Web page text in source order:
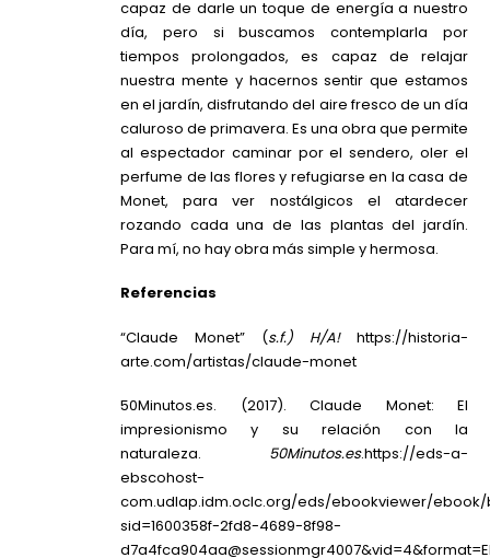
capaz de darle un toque de energía a nuestro
día, pero si buscamos contemplarla por
tiempos prolongados, es capaz de relajar
nuestra mente y hacernos sentir que estamos
en el jardín, disfrutando del aire fresco de un día
caluroso de primavera. Es una obra que permite
al espectador caminar por el sendero, oler el
perfume de las flores y refugiarse en la casa de
Monet, para ver nostálgicos el atardecer
rozando cada una de las plantas del jardín.
Para mí, no hay obra más simple y hermosa.
Referencias
“Claude Monet” (s.f.) H/A! https://historia-
arte.com/artistas/claude-monet
50Minutos.es. (2017). Claude Monet: El
impresionismo y su relación con la
naturaleza. 50Minutos.es.https://eds-a-
ebscohost-
com.udlap.idm.oclc.org/eds/ebookviewer/ebook/
sid=1600358f-2fd8-4689-8f98-